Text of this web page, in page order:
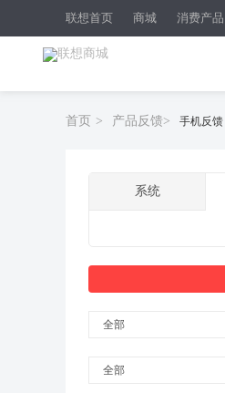
联想首页 商城 消费产品
首页 > 产品反馈> 手机反馈
系统
全部
全部